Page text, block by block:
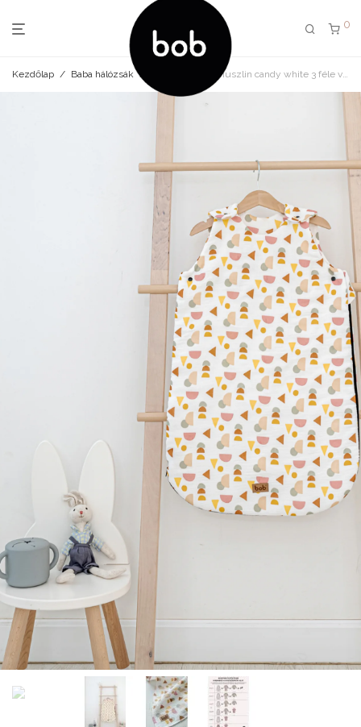
0
Kezdőlap / Baba hálózsák / Baba hálózsák muszlin candy white 3 féle vastagságban GOTS minősítés